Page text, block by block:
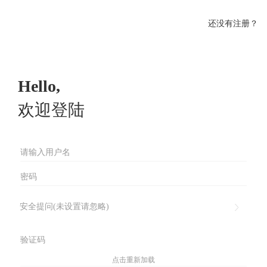
还没有注册？
Hello,
欢迎登陆
安全提问(未设置请忽略)
点击重新加载